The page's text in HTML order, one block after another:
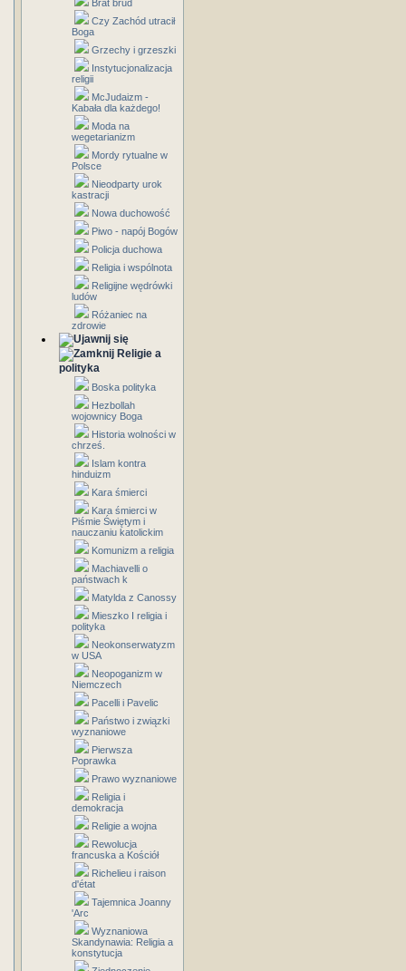
Brat brud
Czy Zachód utracił
Boga
Grzechy i grzeszki
Instytucjonalizacja
religii
McJudaizm -
Kabała dla każdego!
Moda na
wegetarianizm
Mordy rytualne w
Polsce
Nieodparty urok
kastracji
Nowa duchowość
Piwo - napój Bogów
Policja duchowa
Religia i wspólnota
Religijne wędrówki
ludów
Różaniec na
zdrowie
Religie a
polityka
Boska polityka
Hezbollah
wojownicy Boga
Historia wolności w
chrześ.
Islam kontra
hinduizm
Kara śmierci
Kara śmierci w
Piśmie Świętym i
nauczaniu katolickim
Komunizm a religia
Machiavelli o
państwach k
Matylda z Canossy
Mieszko I religia i
polityka
Neokonserwatyzm
w USA
Neopoganizm w
Niemczech
Pacelli i Pavelic
Państwo i związki
wyznaniowe
Pierwsza
Poprawka
Prawo wyznaniowe
Religia i
demokracja
Religie a wojna
Rewolucja
francuska a Kościół
Richelieu i raison
d'état
Tajemnica Joanny
'Arc
Wyznaniowa
Skandynawia: Religia a
konstytucja